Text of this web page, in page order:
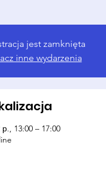
jest zamknięta
inne wydarzenia
13:00 – 17:00